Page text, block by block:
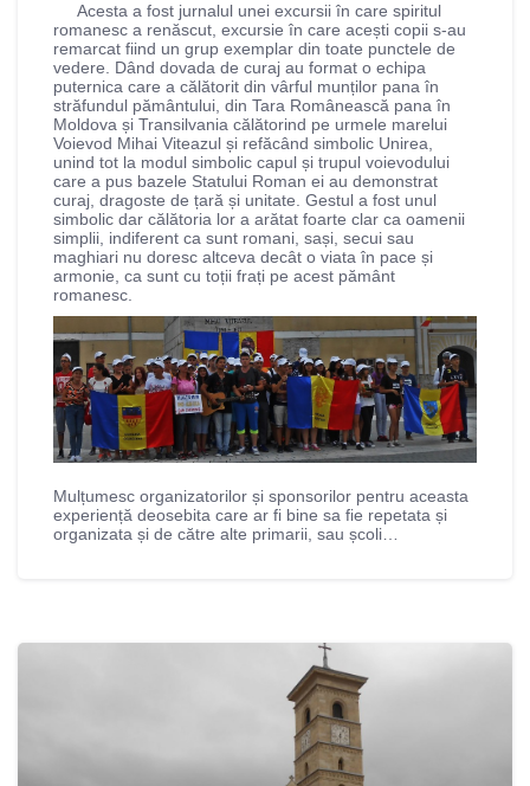
Acesta a fost jurnalul unei excursii în care spiritul
romanesc a renăscut, excursie în care acești copii s-au
remarcat fiind un grup exemplar din toate punctele de
vedere. Dând dovada de curaj au format o echipa
puternica care a călătorit din vârful munților pana în
străfundul pământului, din Tara Românească pana în
Moldova și Transilvania călătorind pe urmele marelui
Voievod Mihai Viteazul și refăcând simbolic Unirea,
unind tot la modul simbolic capul și trupul voievodului
care a pus bazele Statului Roman ei au demonstrat
curaj, dragoste de țară și unitate. Gestul a fost unul
simbolic dar călătoria lor a arătat foarte clar ca oamenii
simplii, indiferent ca sunt romani, sași, secui sau
maghiari nu doresc altceva decât o viata în pace și
armonie, ca sunt cu toții frați pe acest pământ
romanesc.
Mulțumesc organizatorilor și sponsorilor pentru aceasta
experiență deosebita care ar fi bine sa fie repetata și
organizata și de către alte primarii, sau școli…